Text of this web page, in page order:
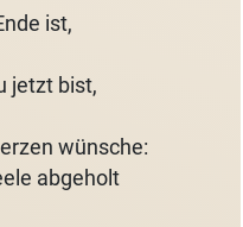
ist,
jetzt bist,
wünsche:
abgeholt